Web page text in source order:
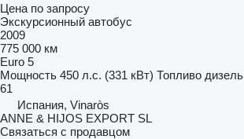
Цена по запросу
Экскурсионный автобус
2009
775 000 км
Euro 5
Мощность 450 л.с. (331 кВт) Топливо дизель
61
Испания, Vinaròs
ANNE & HIJOS EXPORT SL
Связаться с продавцом